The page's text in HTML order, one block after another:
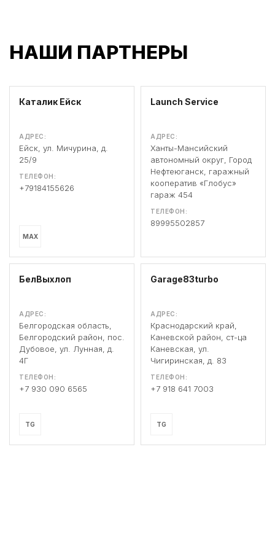
НАШИ ПАРТНЕРЫ
Каталик Ейск
АДРЕС:
Ейск, ул. Мичурина, д.
25/9
ТЕЛЕФОН:
+79184155626
MAX
Launch Service
АДРЕС:
Ханты-Мансийский
автономный округ, Город
Нефтеюганск, гаражный
кооператив «Глобус»
гараж 454
ТЕЛЕФОН:
89995502857
БелВыхлоп
АДРЕС:
Белгородская область,
Белгородский район, пос.
Дубовое, ул. Лунная, д.
4Г
ТЕЛЕФОН:
+7 930 090 6565
TG
Garage83turbo
АДРЕС:
Краснодарский край,
Каневской район, ст-ца
Каневская, ул.
Чигиринская, д. 83
ТЕЛЕФОН:
+7 918 641 7003
TG